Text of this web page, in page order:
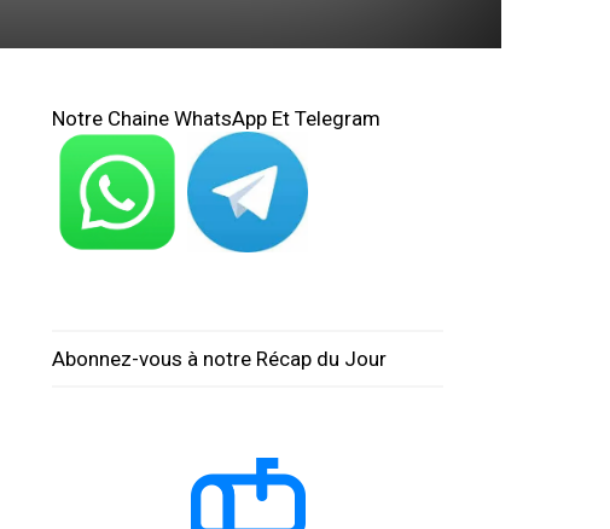
Notre Chaine WhatsApp Et Telegram
Abonnez-vous à notre Récap du Jour